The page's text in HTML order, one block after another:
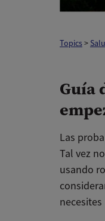
Topics>
Guía
Las
Tal vez
usando